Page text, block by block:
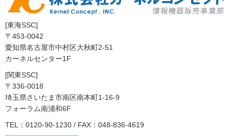
[東海SSC]
〒453-0042
愛知県名古屋市中村区大秋町2-51
カーネルセンター1F
[関東SSC]
〒336-0018
埼玉県さいたま市南区南本町1-16-9
フォーラム南浦和6F
TEL：0120-90-1230 / FAX：048-836-4619